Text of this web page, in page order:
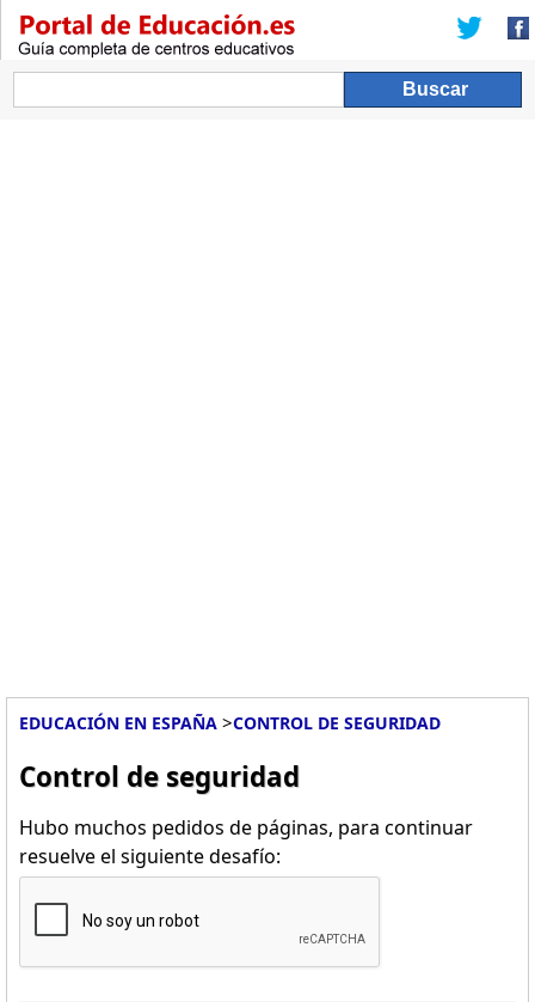
EDUCACIÓN EN ESPAÑA >CONTROL DE SEGURIDAD
Control de seguridad
Hubo muchos pedidos de páginas, para continuar
resuelve el siguiente desafío: